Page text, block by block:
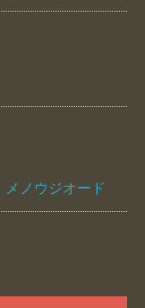
メノウジオード